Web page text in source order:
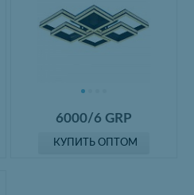
6000/6 GRP
КУПИТЬ ОПТОМ